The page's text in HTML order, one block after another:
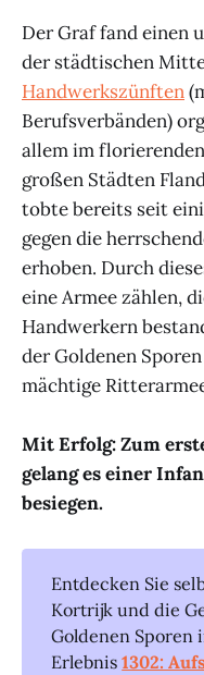
Der Graf fand einen
der städtischen
Handwerkszünften
Berufsverbänden)
allem im florierenden
großen Städten
tobte bereits seit
gegen die
erhoben. Durch
eine Armee zählen,
Handwerkern
der Goldenen
mächtige
Mit Erfolg: Zum
gelang es einer
besiegen.
Entdecken Sie
Kortrijk und die
Goldenen Sporen
Erlebnis1302: